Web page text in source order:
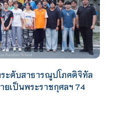
ะดับสาธารณูปโภคดิจิทัล
ยเป็นพระราชกุศลฯ 74